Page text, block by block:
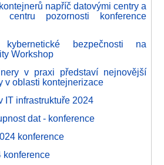
napříč datovými centry a
pozornosti konference
bezpečnosti na
Workshop
v praxi představí nejnovější
v oblasti kontejnerizace
IT infrastruktuře 2024
dat - konference
konference
konference